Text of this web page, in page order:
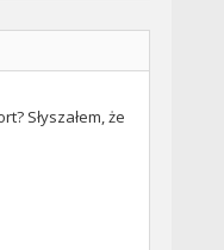
Słyszałem, że